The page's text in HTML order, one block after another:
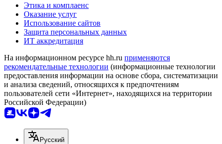
Этика и комплаенс
Оказание услуг
Использование сайтов
Защита персональных данных
ИТ аккредитация
На информационном ресурсе hh.ru применяются
рекомендательные технологии (информационные технологии
предоставления информации на основе сбора, систематизации
и анализа сведений, относящихся к предпочтениям
пользователей сети «Интернет», находящихся на территории
Российской Федерации)
Русский